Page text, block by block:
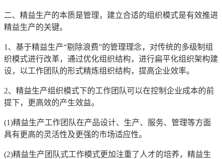
二、精益生产的本质是管理，建立合适的组织模式是有效推进
精益生产的关键。
1、基于精益生产“剔除浪费”的管理理念，对传统的多级制组
织模式进行改革，通过优化组织结构，进行扁平化组织架构建
设，以工作团队的形式精炼组织结构，提高企业效率。
2、精益生产组织模式下的工作团队可以在控制企业成本的前
提下，更高效的产生效益。
(1)精益生产工作团队在产品设计、生产、服务、管理等方面
具有更高的灵活性及更强的市场适应性。
(2)精益生产团队式工作模式更加注重了人才的培养，精益生